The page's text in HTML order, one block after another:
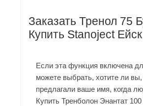
Заказать Тренол 75
Купить Stanoject Ейск
Если эта функция включена
можете выбрать, хотите ли
предлагали ваше имя, когда
Купить Тренболон Энантат